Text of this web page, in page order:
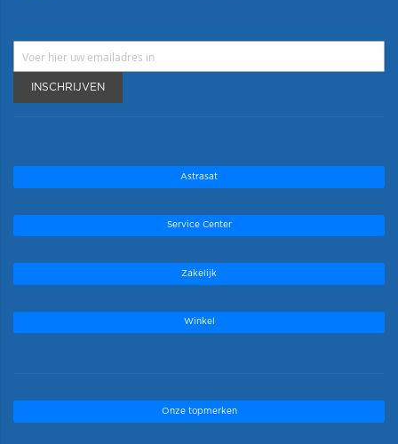
INSCHRIJVEN
Astrasat
Service Center
Zakelijk
Winkel
Onze topmerken